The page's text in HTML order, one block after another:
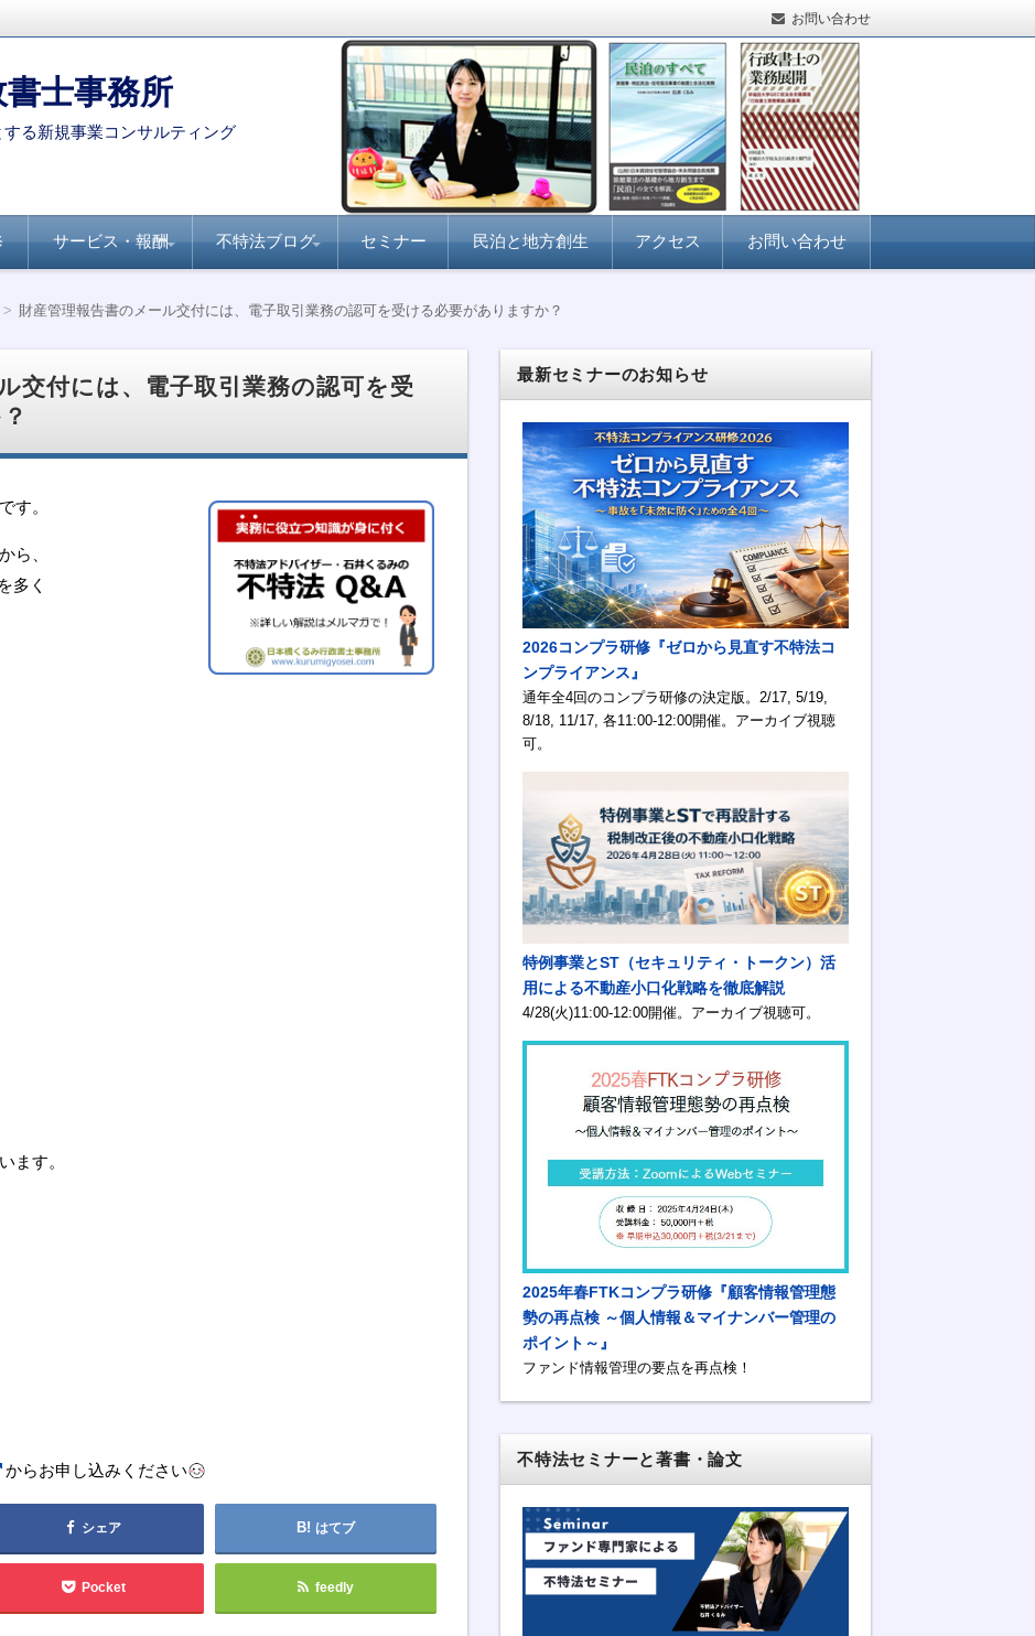
お問い合わせ
士事務所
する新規事業コンサルティング
サービス・報酬
選定する際のポイント
不特法ブログ
21『不動産特定共同事
業のすべて』
動産クラウドファンデ
ィング事業化のポイン
口化商品の研究』
ライセンス
計・マーケティング
セミナー 民泊と地方創生 アクセス お問い合わせ
財産管理報告書のメール交付には、電子取引業務の認可を受ける必要がありますか？
交付には、電子取引業務の認可を受
す。
ら、
多く
ます。
からお申し込みください
シェア はてブ
Pocket feedly
最新セミナーのお知らせ
2026コンプラ研修『ゼロから見直す不特法コ
ンプライアンス』
通年全4回のコンプラ研修の決定版。2/17, 5/19,
8/18, 11/17, 各11:00-12:00開催。アーカイブ視聴
可。
特例事業とST（セキュリティ・トークン）活
用による不動産小口化戦略を徹底解説
4/28(火)11:00-12:00開催。アーカイブ視聴可。
2025年春FTKコンプラ研修『顧客情報管理態
勢の再点検 ～個人情報＆マイナンバー管理の
ポイント～』
ファンド情報管理の要点を再点検！
不特法セミナーと著書・論文